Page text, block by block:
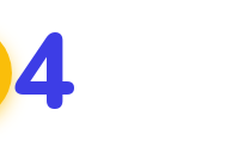
4